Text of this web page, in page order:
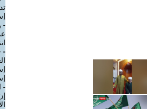
-
-
-